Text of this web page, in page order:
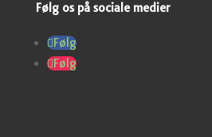
Følg os på sociale medier
Følg
Følg